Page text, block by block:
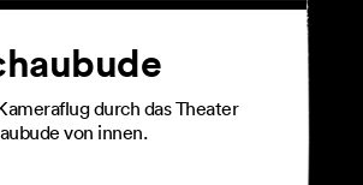
durch das Theater
von innen.